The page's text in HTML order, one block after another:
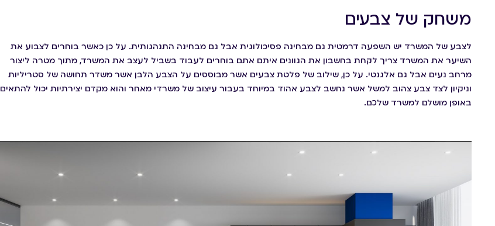
משחק של צבעים
לצבע של המשרד יש השפעה דרמטית גם מבחינה פסיכולוגית אבל גם מבחינה התנהגותית. על כן כאשר בוחרים לצבוע את
השיער את המשרד צריך לקחת בחשבון את הגוונים איתם אתם בוחרים לעבוד בשביל לעצב את המשרד, מתוך מטרה ליצור
מרחב נעים אבל גם אלגנטי. על כן, שילוב של פלטת צבעים אשר מבוססים על הצבע הלבן אשר משדר תחושה של סטריליות
וניקיון לצד צבע צהוב למשל אשר נחשב לצבע אהוד במיוחד בעבור עיצוב של משרדי מאחר והוא מקדם יצירתיות יכול להתאים
באופן מושלם למשרד שלכם.